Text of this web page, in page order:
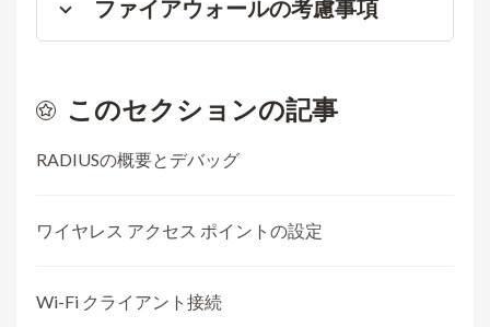
ファイアウォールの考慮事項
このセクションの記事
RADIUSの概要とデバッグ
ワイヤレス アクセス ポイントの設定
Wi-Fi クライアント接続